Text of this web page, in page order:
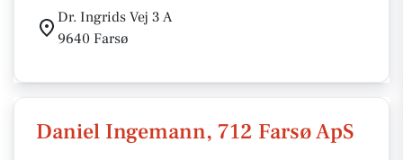
Dr. Ingrids Vej 3 A
9640 Farsø
Daniel Ingemann, 712 Farsø ApS